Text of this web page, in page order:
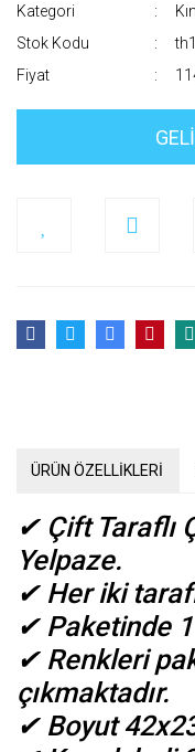
Kategori
Stok Kodu
Fiyat
ÜRÜN ÖZELLİKLERİ
✔Çift Taraflı
Yelpaze.
✔Her iki
✔Paketinde 1
✔Renkleri
çıkmaktadır.
✔Boyut